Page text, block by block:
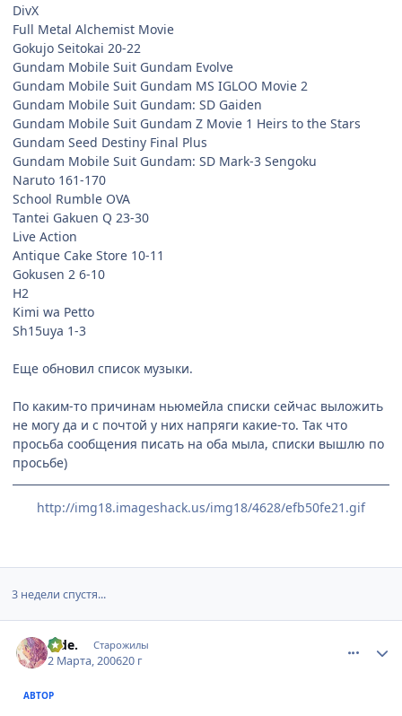
DivX
Full Metal Alchemist Movie
Gokujo Seitokai 20-22
Gundam Mobile Suit Gundam Evolve
Gundam Mobile Suit Gundam MS IGLOO Movie 2
Gundam Mobile Suit Gundam: SD Gaiden
Gundam Mobile Suit Gundam Z Movie 1 Heirs to the Stars
Gundam Seed Destiny Final Plus
Gundam Mobile Suit Gundam: SD Mark-3 Sengoku
Naruto 161-170
School Rumble OVA
Tantei Gakuen Q 23-30
Live Action
Antique Cake Store 10-11
Gokusen 2 6-10
H2
Kimi wa Petto
Sh15uya 1-3
Еще обновил список музыки.
По каким-то причинам ньюмейла списки сейчас выложить
не могу да и с почтой у них напряги какие-то. Так что
просьба сообщения писать на оба мыла, списки вышлю по
просьбе)
http://img18.imageshack.us/img18/4628/efb50fe21.gif
3 недели спустя...
hide. Старожилы
2 Марта, 200620 г
АВТОР